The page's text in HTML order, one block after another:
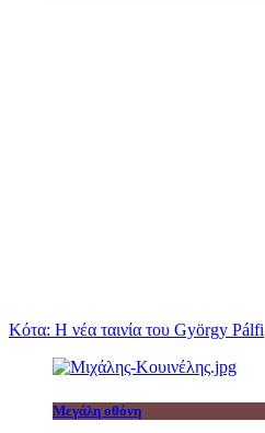
Κότα: Η νέα ταινία του György Pálfi
Μεγάλη οθόνη